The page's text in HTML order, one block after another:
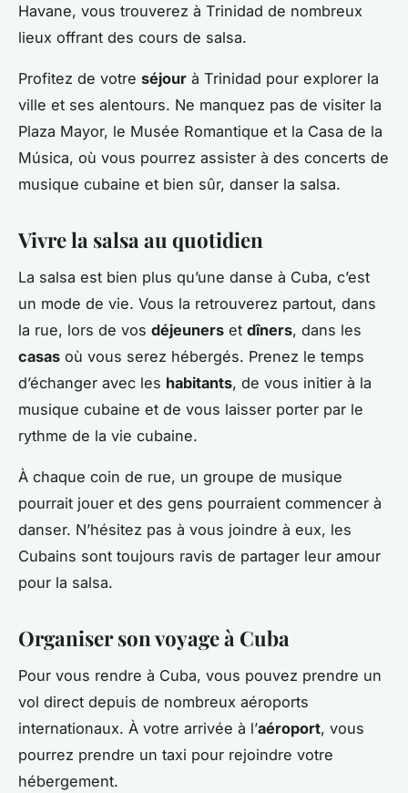
Havane, vous trouverez à Trinidad de nombreux
lieux offrant des cours de salsa.
Profitez de votre séjour à Trinidad pour explorer la
ville et ses alentours. Ne manquez pas de visiter la
Plaza Mayor, le Musée Romantique et la Casa de la
Música, où vous pourrez assister à des concerts de
musique cubaine et bien sûr, danser la salsa.
Vivre la salsa au quotidien
La salsa est bien plus qu’une danse à Cuba, c’est
un mode de vie. Vous la retrouverez partout, dans
la rue, lors de vos déjeuners et dîners, dans les
casas où vous serez hébergés. Prenez le temps
d’échanger avec les habitants, de vous initier à la
musique cubaine et de vous laisser porter par le
rythme de la vie cubaine.
À chaque coin de rue, un groupe de musique
pourrait jouer et des gens pourraient commencer à
danser. N’hésitez pas à vous joindre à eux, les
Cubains sont toujours ravis de partager leur amour
pour la salsa.
Organiser son voyage à Cuba
Pour vous rendre à Cuba, vous pouvez prendre un
vol direct depuis de nombreux aéroports
internationaux. À votre arrivée à l’aéroport, vous
pourrez prendre un taxi pour rejoindre votre
hébergement.